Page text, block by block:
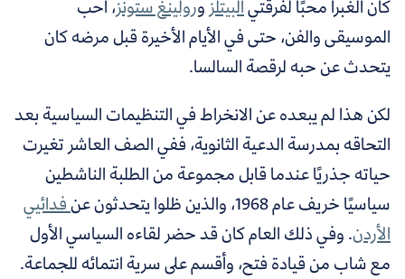
كان الغبرا محبًا لفرقتيالبيتلزورولينغ ستونز، أحب
الموسيقى والفن، حتى في الأيام الأخيرة قبل مرضه كان
يتحدث عن حبه لرقصة السالسا.
لكن هذا لم يبعده عن الانخراط في التنظيمات السياسية بعد
التحاقه بمدرسة الدعية الثانوية، ففي الصف العاشر تغيرت
حياته جذريًا عندما قابل مجموعة من الطلبة الناشطين
سياسيًا خريف عام 1968، والذين ظلوا يتحدثون عن
فدائيي
الأردن.وفي ذلك العام كان قد حضر لقاءه السياسي الأول
مع شاب من قيادة فتح، وأقسم على سرية انتمائه للجماعة.